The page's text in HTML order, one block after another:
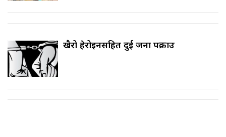
खैरो हेरोइनसहित दुई जना पक्राउ